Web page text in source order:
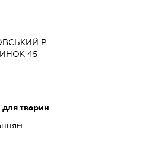
Р-
45
тварин